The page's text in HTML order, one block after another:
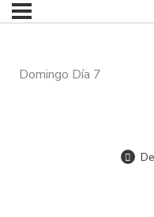
Domingo Día 7